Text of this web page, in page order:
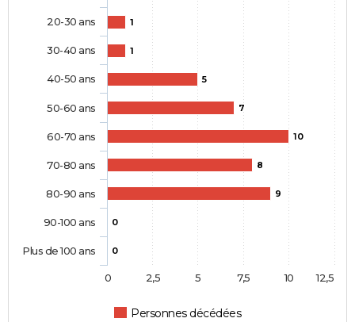
1
1
5
7
10
8
9
0
0
Personnes décédées
20-30 ans
30-40 ans
40-50 ans
50-60 ans
60-70 ans
70-80 ans
80-90 ans
90-100 ans
Plus de 100 ans
0 10
2,5 5 7,5 12,5